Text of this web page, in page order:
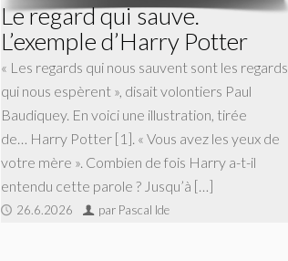
Le regard qui sauve.
L’exemple d’Harry Potter
« Les regards qui nous sauvent sont les regards
qui nous espèrent », disait volontiers Paul
Baudiquey. En voici une illustration, tirée
de… Harry Potter [1]. « Vous avez les yeux de
votre mère ». Combien de fois Harry a-t-il
entendu cette parole ? Jusqu’à […]
26.6.2026 par Pascal Ide